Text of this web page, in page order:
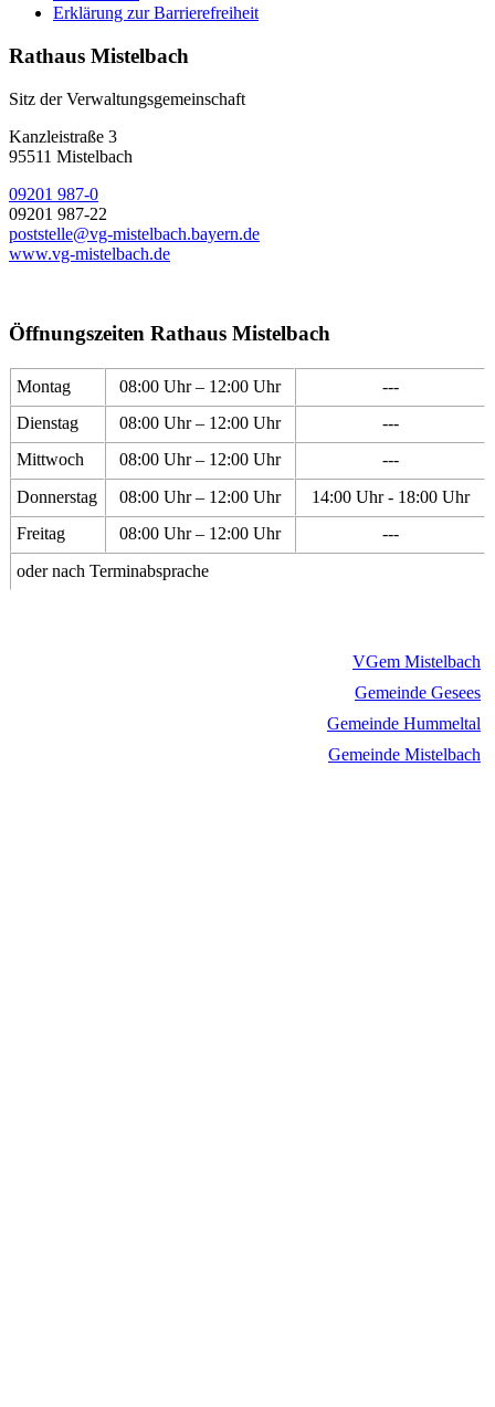
Erklärung zur Barrierefreiheit
Rathaus Mistelbach
Sitz der Verwaltungsgemeinschaft
Kanzleistraße 3
95511 Mistelbach
09201 987-0
09201 987-22
poststelle@vg-mistelbach.bayern.de
www.vg-mistelbach.de
Öffnungszeiten Rathaus Mistelbach
Montag 08:00 Uhr – 12:00 Uhr
---
Dienstag
08:00 Uhr – 12:00 Uhr
---
Mittwoch
08:00 Uhr – 12:00 Uhr
---
Donnerstag
08:00 Uhr – 12:00 Uhr
14:00 Uhr - 18:00 Uhr
Freitag
08:00 Uhr – 12:00 Uhr
---
oder nach Terminabsprache
VGem Mistelbach
Gemeinde Gesees
Gemeinde Hummeltal
Gemeinde Mistelbach